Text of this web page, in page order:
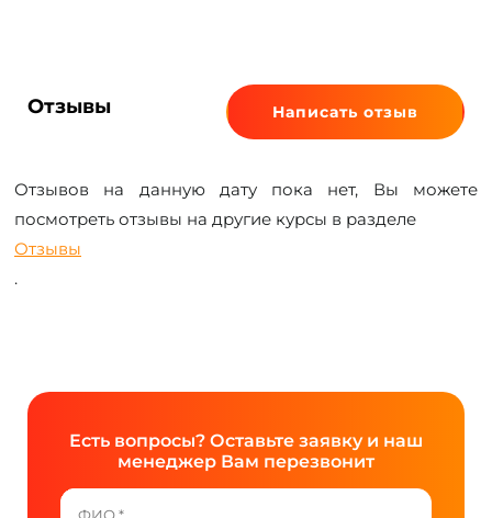
Отзывы Написать отзыв
Отзывов на данную дату пока нет, Вы можете
посмотреть отзывы на другие курсы в разделе
Отзывы
.
Есть вопросы? Оставьте заявку и наш
менеджер Вам перезвонит